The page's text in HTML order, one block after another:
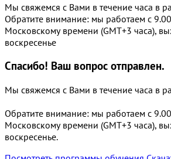
Мы свяжемся с Вами в течение часа в
Обратите внимание: мы работаем с
Московскому времени (GMT+3 часа),
воскресенье
Спасибо! Ваш вопрос отправлен.
Мы свяжемся с Вами в течение часа в
Обратите внимание: мы работаем с
Московскому времени (GMT+3 часа),
воскресенье.